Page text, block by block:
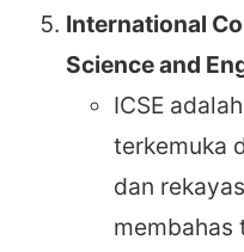
International
Science and
ICSE
terkemuka
dan
membahas